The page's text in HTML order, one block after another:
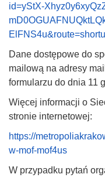
id=yStX-
Dane dostępowe do
mailową na adresy
formularzu do dnia 11
Więcej informacji o
stronie internetowej:
https://
w-mof-mof4us
W przypadku pytań